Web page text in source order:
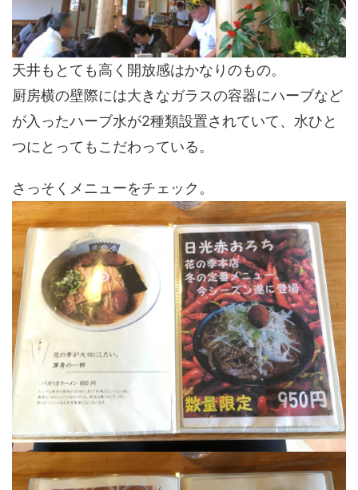
天井もとても高く開放感はかなりのもの。
厨房横の壁際には大きなガラスの容器にハーブなど
が入ったハーブ水が2種類設置されていて、水ひと
つにとってもこだわっている。
さっそくメニューをチェック。